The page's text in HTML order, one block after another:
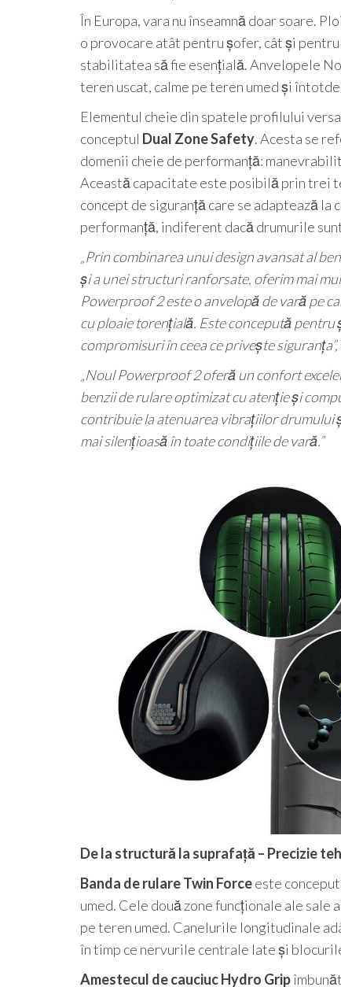
În Europa, vara nu înseamnă doar soare.
o provocare atât pentru șofer, cât și
stabilitatea să fie esențială. Anvelopele
teren uscat, calme pe teren umed și
Elementul cheie din spatele profilului
conceptul Dual Zone Safety. Acesta se
domenii cheie de performanță:
Această capacitate este posibilă prin trei
concept de siguranță care se adaptează
performanță, indiferent dacă drumurile
„Prin combinarea unui design avansat al
și a unei structuri ranforsate, oferim mai
Powerproof 2 este o anvelopă de vară pe
cu ploaie torențială. Este concepută
compromisuri în ceea ce privește siguranța”,
„Noul Powerproof 2 oferă un confort
benzii de rulare optimizat cu atenție și
contribuie la atenuarea vibrațiilor drumului
mai silențioasă în toate condițiile de vară.”
De la structură la suprafață – Precizie
Banda de rulare Twin Forceeste
umed. Cele două zone funcționale ale
pe teren umed. Canelurile longitudinale
în timp ce nervurile centrale late și
Amestecul de cauciuc Hydro Grip